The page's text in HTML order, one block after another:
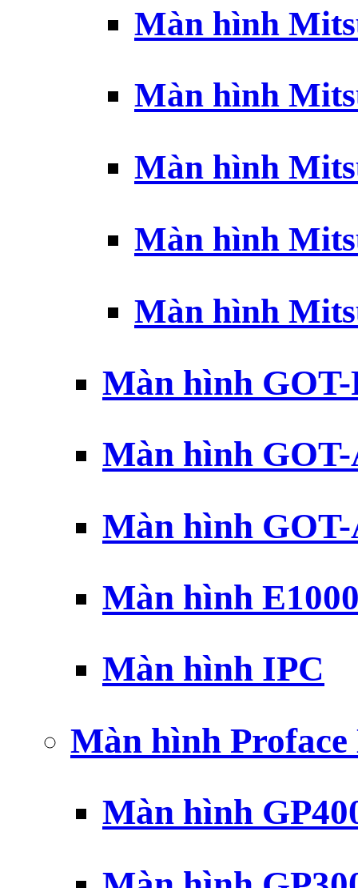
Màn hình
Màn hình
Màn hình
Màn hình
Màn hình
Màn hình GOT-
Màn hình
Màn hình
Màn hình
Màn hình IPC
Màn hình
Màn hình